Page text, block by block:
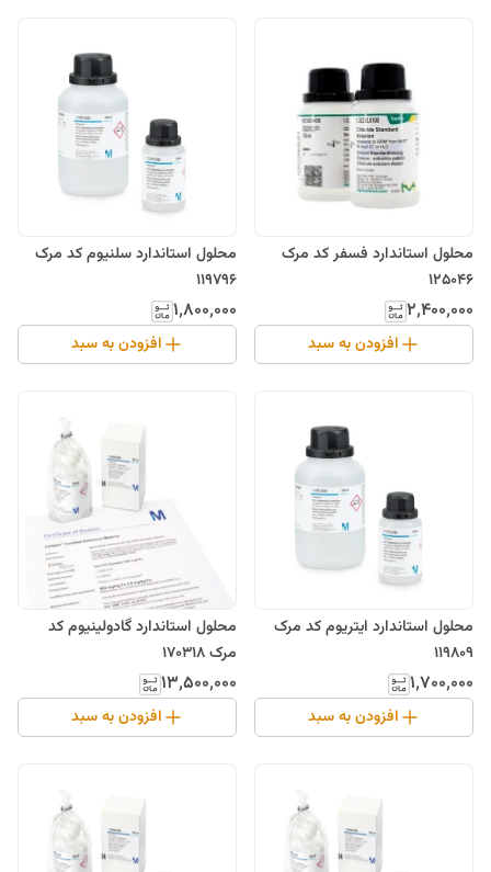
محلول استاندارد فسفر کد مرک
125046
۲٬۴۰۰٬۰۰۰
افزودن به سبد
محلول استاندارد سلنیوم کد مرک
119796
۱٬۸۰۰٬۰۰۰
افزودن به سبد
محلول استاندارد ایتریوم کد مرک
119809
۱٬۷۰۰٬۰۰۰
افزودن به سبد
محلول استاندارد گادولینیوم کد
مرک 170318
۱۳٬۵۰۰٬۰۰۰
افزودن به سبد